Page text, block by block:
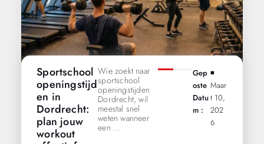
Sportschool
openingstijd
en in
Dordrecht:
plan jouw
workout
Wie zoekt naar
sportschool
openingstijden
Dordrecht, wil
meestal snel
weten wanneer
een ...
Gep
Oste
Datu
M :
◾️
Maar
T 10,
202
6